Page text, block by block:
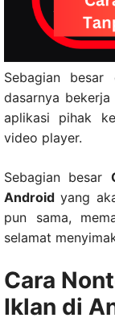
Sebagian
dasarnya
aplikasi pihak
video player.
Sebagian besar
Android yang
pun sama,
selamat
Cara
Iklan di